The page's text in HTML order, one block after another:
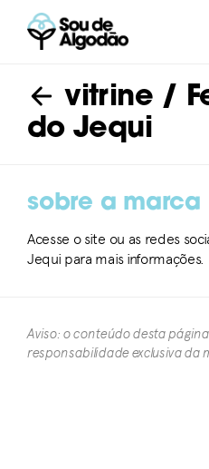
vitrine/
do Jequi
sobre a marca
Acesse o site ou as redes
Jequi para mais informações.
Aviso: o conteúdo desta
responsabilidade exclusiva da